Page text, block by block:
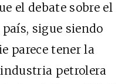
el debate sobre el
sigue siendo
parece tener la
petrolera